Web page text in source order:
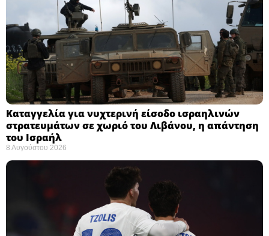
Καταγγελία για νυχτερινή είσοδο ισραηλινών
στρατευμάτων σε χωριό του Λιβάνου, η απάντηση
του Ισραήλ
8 Αυγούστου 2026